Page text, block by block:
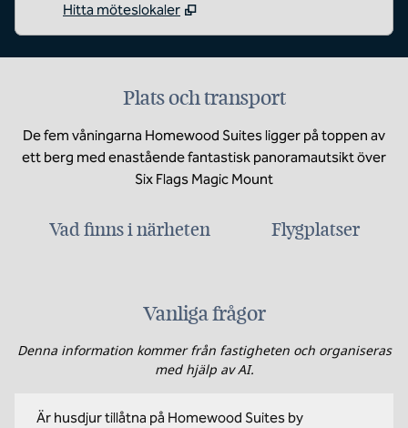
Hitta möteslokaler
Plats och transport
De fem våningarna Homewood Suites ligger på toppen av
ett berg med enastående fantastisk panoramautsikt över
Six Flags Magic Mount
Vad finns i närheten Flygplatser
Vanliga frågor
Denna information kommer från fastigheten och organiseras
med hjälp av AI.
Är husdjur tillåtna på Homewood Suites by